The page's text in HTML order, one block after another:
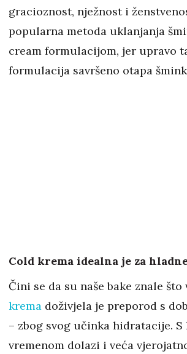
gracioznost, nježnost i
popularna metoda uklanjanja
cream formulacijom, jer upravo
formulacija savršeno otapa
Cold krema idealna je za
Čini se da su naše bake znale što
krema doživjela je preporod s
– zbog svog učinka hidratacije.
vremenom dolazi i veća